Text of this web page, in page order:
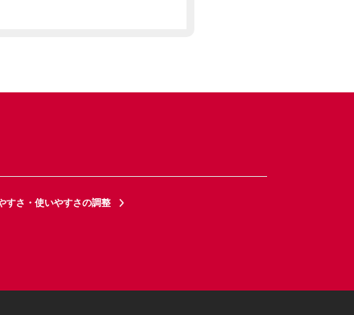
すさ・使いやすさの調整